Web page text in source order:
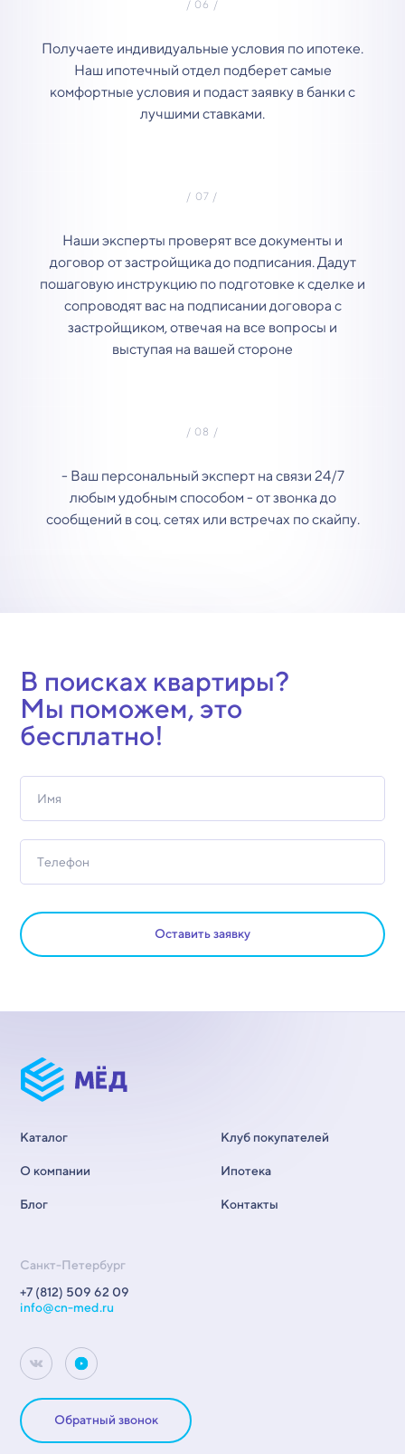
Получаете индивидуальные условия по ипотеке.
Наш ипотечный отдел подберет самые
комфортные условия и подаст заявку в банки с
лучшими ставками.
Наши эксперты проверят все документы и
договор от застройщика до подписания. Дадут
пошаговую инструкцию по подготовке к сделке и
сопроводят вас на подписании договора с
застройщиком, отвечая на все вопросы и
выступая на вашей стороне
- Ваш персональный эксперт на связи 24/7
любым удобным способом - от звонка до
сообщений в соц. сетях или встречах по скайпу.
В поисках квартиры?
Мы поможем, это
бесплатно!
Оставить заявку
Каталог
О компании
Блог
Клуб покупателей
Ипотека
Контакты
Санкт-Петербург
+7 (812) 509 62 09
info@cn-med.ru
Обратный звонок